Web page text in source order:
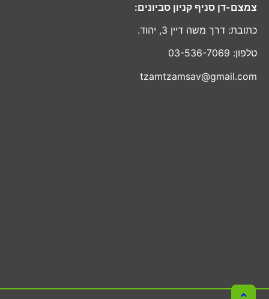
צמצם-דן סניף קניון סביונים:
כתובת: דרך משה דיין 3, יהוד.
טלפון: 03-536-7069
tzamtzamsav@gmail.com